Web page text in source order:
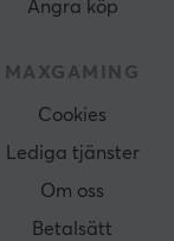
Ångra köp
MAXGAMING
Cookies
Lediga tjänster
Om oss
Betalsätt